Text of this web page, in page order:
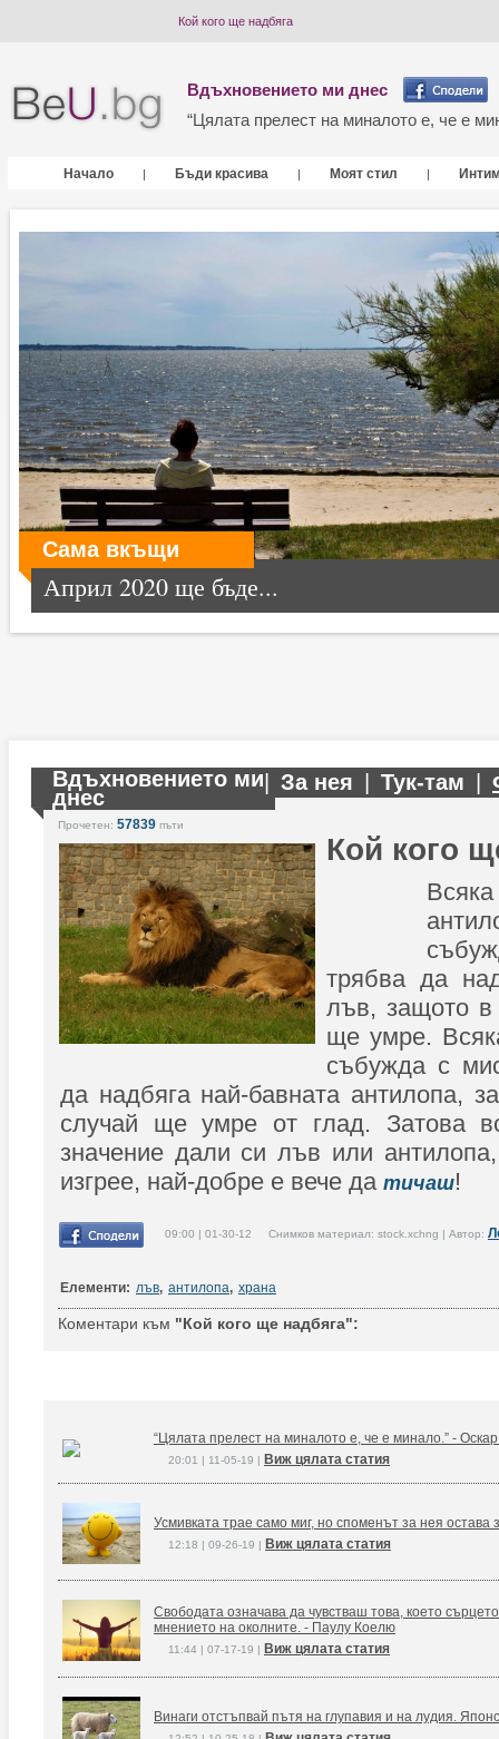
Кой кого ще надбяга
Вдъхновението ми днес
“Цялата прелест на миналото е, че е
Начало | Бъди красива | Моят стил |
Сама вкъщи
Април 2020 ще бъде...
Вдъхновението ми
днес
За нея Тук-там
Прочетен: 57839 пъти
Кой кого
трябва да
лъв, защото в
ще умре.
събужда с
да надбяга най-бавната антилопа,
случай ще умре от глад. Затова
значение дали си лъв или антилопа,
изгрее, най-добре е вече да тичаш!
09:00 | 01-30-12 Снимков материал: stock.xchng | Автор:
Елементи: лъв, антилопа, храна
Коментари към "Кой кого ще надбяга":
“Цялата прелест на миналото е, че е минало.” -
20:01 | 11-05-19 | Виж цялата статия
Усмивката трае само миг, но споменът за нея остава
12:18 | 09-26-19 | Виж цялата статия
Свободата означава да чувстваш това, което
мнението на околните. - Паулу Коелю
11:44 | 07-17-19 | Виж цялата статия
Винаги отстъпвай пътя на глупавия и на лудия.